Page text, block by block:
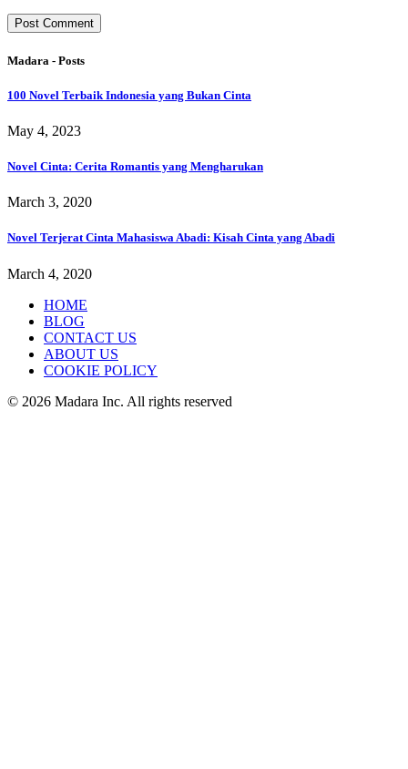
Madara - Posts
100 Novel Terbaik Indonesia yang Bukan Cinta
May 4, 2023
Novel Cinta: Cerita Romantis yang Mengharukan
March 3, 2020
Novel Terjerat Cinta Mahasiswa Abadi: Kisah Cinta yang Abadi
March 4, 2020
HOME
BLOG
CONTACT US
ABOUT US
COOKIE POLICY
© 2026 Madara Inc. All rights reserved